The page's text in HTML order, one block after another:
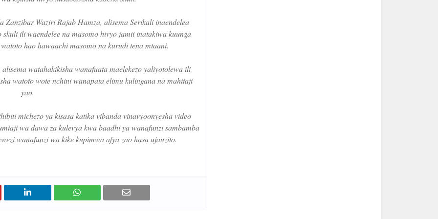
Waziri Rajab Hamza, alisema Serikali inaendelea
ili waendelee na masomo hivyo jamii inatakiwa kuunga
hao hawaachi masomo na kurudi tena mtaani.
watahakikisha wanafuata maelekezo yaliyotolewa ili
watoto wote nchini wanapata elimu kulingana na mahitaji
yao.
michezo ya kisasa katika vibanda vinavyoonyesha video
wa dawa za kulevya kwa baadhi ya wanafunzi sambamba
wanafunzi wa kike kupimwa afya zao hasa ujauzito.